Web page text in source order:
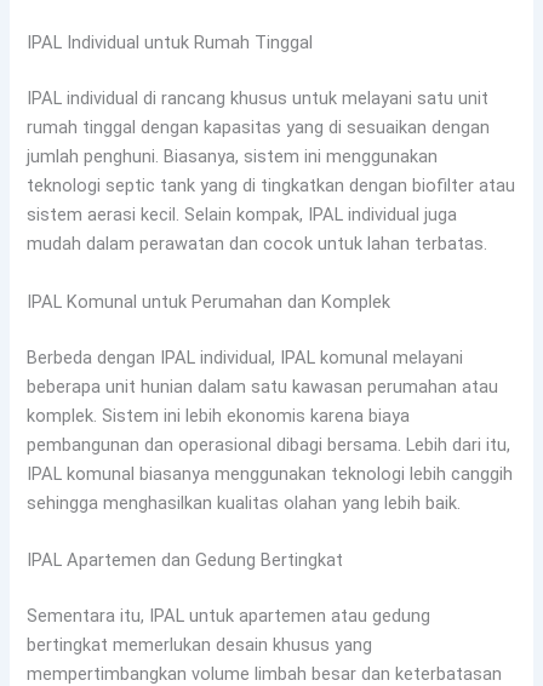
IPAL Individual untuk Rumah Tinggal
IPAL individual di rancang khusus untuk melayani satu unit
rumah tinggal dengan kapasitas yang di sesuaikan dengan
jumlah penghuni. Biasanya, sistem ini menggunakan
teknologi septic tank yang di tingkatkan dengan biofilter atau
sistem aerasi kecil. Selain kompak, IPAL individual juga
mudah dalam perawatan dan cocok untuk lahan terbatas.
IPAL Komunal untuk Perumahan dan Komplek
Berbeda dengan IPAL individual, IPAL komunal melayani
beberapa unit hunian dalam satu kawasan perumahan atau
komplek. Sistem ini lebih ekonomis karena biaya
pembangunan dan operasional dibagi bersama. Lebih dari itu,
IPAL komunal biasanya menggunakan teknologi lebih canggih
sehingga menghasilkan kualitas olahan yang lebih baik.
IPAL Apartemen dan Gedung Bertingkat
Sementara itu, IPAL untuk apartemen atau gedung
bertingkat memerlukan desain khusus yang
mempertimbangkan volume limbah besar dan keterbatasan